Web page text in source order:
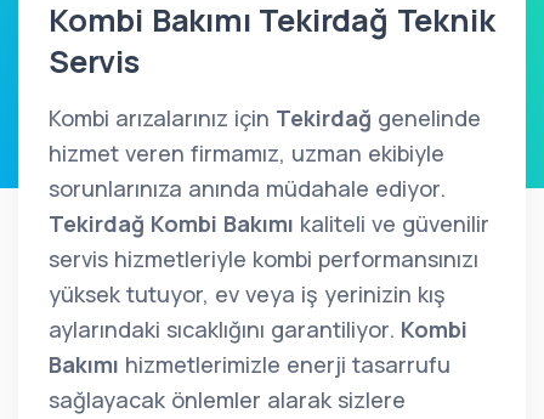
Kombi Bakımı Tekirdağ Teknik
Servis
Kombi arızalarınız için Tekirdağ genelinde
hizmet veren firmamız, uzman ekibiyle
sorunlarınıza anında müdahale ediyor.
Tekirdağ Kombi Bakımı kaliteli ve güvenilir
servis hizmetleriyle kombi performansınızı
yüksek tutuyor, ev veya iş yerinizin kış
aylarındaki sıcaklığını garantiliyor. Kombi
Bakımı hizmetlerimizle enerji tasarrufu
sağlayacak önlemler alarak sizlere